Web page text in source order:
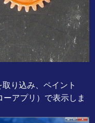
り込み、ペイント
ーアプリ）で表示しま